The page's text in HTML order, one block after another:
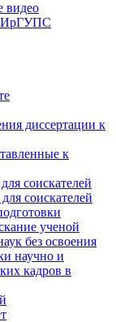
видео
ИрГУПС
диссертации к
к
соискателей
соискателей
ученой
без освоения
научно и
кадров в